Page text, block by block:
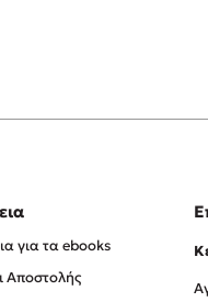
για τα ebooks
Αποστολής